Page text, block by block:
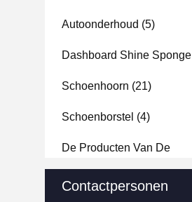
Autoonderhoud (5)
Dashboard Shine Sponge
Schoenhoorn (21)
Schoenborstel (4)
De Producten Van De
Huishoudelijke Artikelen
Contactpersonen